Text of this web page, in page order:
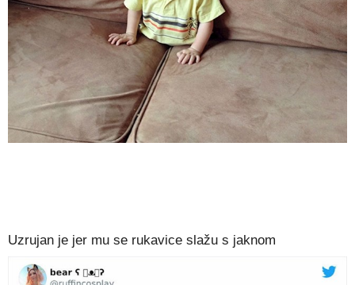
Uzrujan je jer mu se rukavice slažu s jaknom